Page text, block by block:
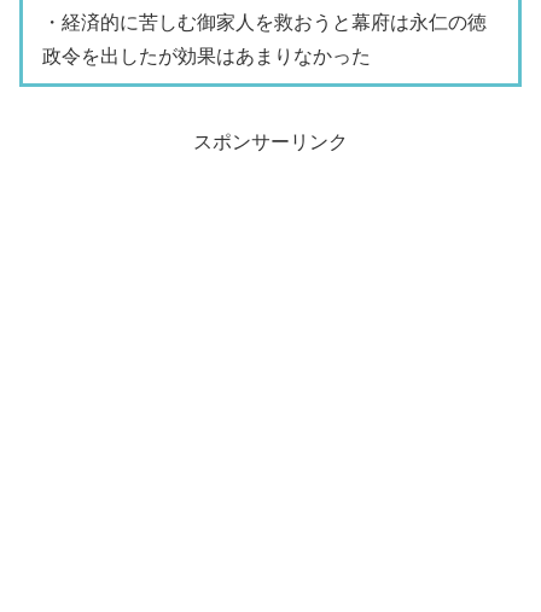
・経済的に苦しむ御家人を救おうと幕府は永仁の徳
政令を出したが効果はあまりなかった
スポンサーリンク